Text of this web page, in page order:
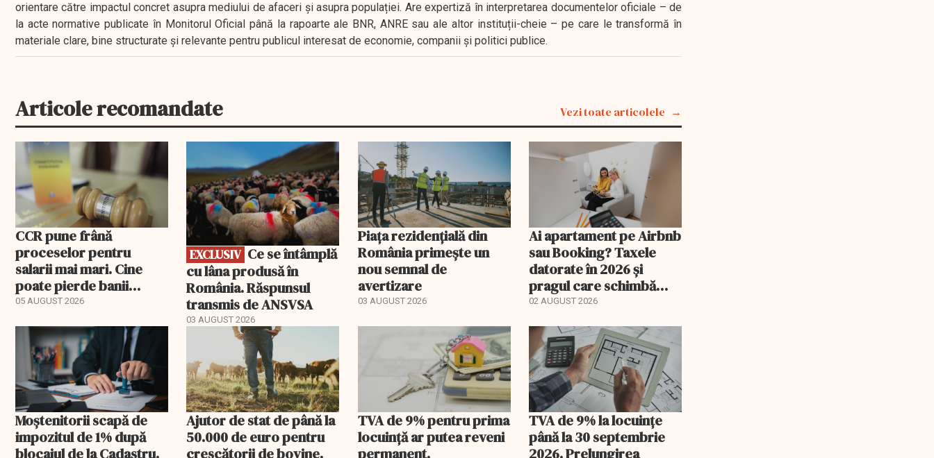
orientare către impactul concret asupra mediului de afaceri și asupra populației. Are expertiză în interpretarea documentelor oficiale – de
la acte normative publicate în Monitorul Oficial până la rapoarte ale BNR, ANRE sau ale altor instituții-cheie – pe care le transformă în
materiale clare, bine structurate și relevante pentru publicul interesat de economie, companii și politici publice.
Articole recomandate Vezi toate articolele
CCR pune frână
proceselor pentru
salarii mai mari. Cine
poate pierde banii
ceruți statului
05 AUGUST 2026
EXCLUSIV
EXCLUSIV
cu lâna produsă în
România. Răspunsul
transmis de ANSVSA
03 AUGUST 2026
Piața rezidențială din
România primește un
nou semnal de
avertizare
03 AUGUST 2026
Ai apartament pe Airbnb
sau Booking? Taxele
datorate în 2026 și
pragul care schimbă
regimul fiscal
02 AUGUST 2026
Moștenitorii scapă de
impozitul de 1% după
blocajul de la Cadastru.
Ajutor de stat de până la
50.000 de euro pentru
crescătorii de bovine.
TVA de 9% pentru prima
locuință ar putea reveni
permanent.
TVA de 9% la locuințe
până la 30 septembrie
2026. Prelungirea